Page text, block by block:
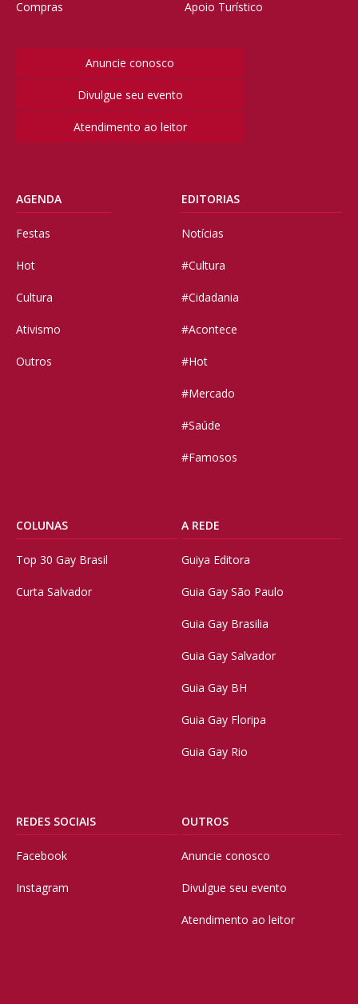
Compras Apoio Turístico
Anuncie conosco
Divulgue seu evento
Atendimento ao leitor
AGENDA
Festas
Hot
Cultura
Ativismo
Outros
EDITORIAS
Notícias
#Cultura
#Cidadania
#Acontece
#Hot
#Mercado
#Saúde
#Famosos
COLUNAS
Top 30 Gay Brasil
Curta Salvador
A REDE
Guiya Editora
Guia Gay São Paulo
Guia Gay Brasilia
Guia Gay Salvador
Guia Gay BH
Guia Gay Floripa
Guia Gay Rio
REDES SOCIAIS
Facebook
Instagram
OUTROS
Anuncie conosco
Divulgue seu evento
Atendimento ao leitor